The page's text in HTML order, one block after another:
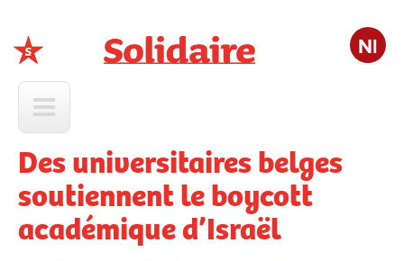
Nl
Des universitaires belges
soutiennent le boycott
académique d’Israël